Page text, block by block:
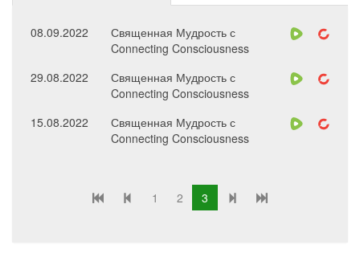
08.09.2022
Священная Мудрость с
Connecting Consciousness
29.08.2022
Священная Мудрость с
Connecting Consciousness
15.08.2022
Священная Мудрость с
Connecting Consciousness
1 2 3